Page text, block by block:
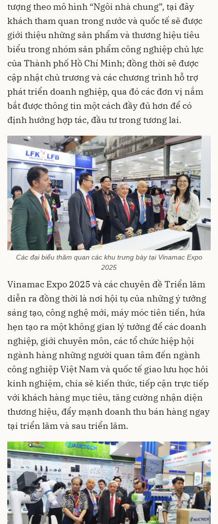
tượng theo mô hình “Ngôi nhà chung”, tại đây
khách tham quan trong nước và quốc tế sẽ được
giới thiệu những sản phẩm và thương hiệu tiêu
biểu trong nhóm sản phẩm công nghiệp chủ lực
của Thành phố Hồ Chí Minh; đồng thời sẽ được
cập nhật chủ trương và các chương trình hỗ trợ
phát triển doanh nghiệp, qua đó các đơn vị nắm
bắt được thông tin một cách đầy đủ hơn để có
định hướng hợp tác, đầu tư trong tương lai.
Các đại biểu thăm quan các khu trưng bày tại Vinamac Expo
2025
Vinamac Expo 2025 và các chuyên đề Triển lãm
diễn ra đồng thời là nơi hội tụ của những ý tưởng
sáng tạo, công nghệ mới, máy móc tiên tiến, hứa
hẹn tạo ra một không gian lý tưởng để các doanh
nghiệp, giới chuyên môn, các tổ chức hiệp hội
ngành hàng những người quan tâm đến ngành
công nghiệp Việt Nam và quốc tế giao lưu học hỏi
kinh nghiệm, chia sẻ kiến thức, tiếp cận trực tiếp
với khách hàng mục tiêu, tăng cường nhận diện
thương hiệu, đẩy mạnh doanh thu bán hàng ngay
tại triển lãm và sau triển lãm.